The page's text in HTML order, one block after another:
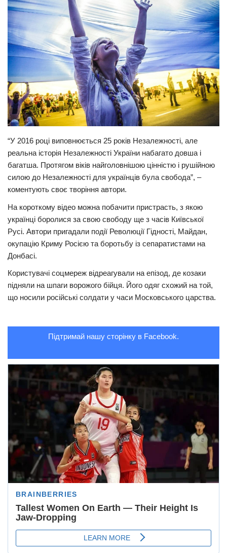
Світ
Цікаво
Наука
Технології
Історії
Рецепти
Привітання
Події
Кримінал
Трагедії
Суспільство
Культура
Шоу-біз
#Війна
“У 2016 році виповнюється 25 років Незалежності, але
реальна історія Незалежності України набагато довша і
багатша. Протягом віків найголовнішою цінністю і рушійною
силою до Незалежності для українців була свобода”, –
коментують своє творіння автори.
На короткому відео можна побачити пристрасть, з якою
українці боролися за свою свободу ще з часів Київської
Русі. Автори пригадали події Революції Гідності, Майдан,
окупацію Криму Росією та боротьбу із сепаратистами на
Донбасі.
Користувачі соцмереж відреагували на епізод, де козаки
підняли на шпаги ворожого бійця. Його одяг схожий на той,
що носили російські солдати у часи Московського царства.
Підтримай нашу сторінку в Facebook.